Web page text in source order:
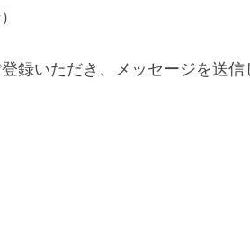
録いただき、メッセージを送信